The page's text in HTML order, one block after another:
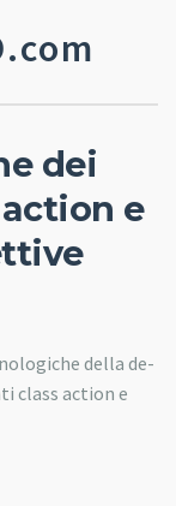
dei
e
della de-
class action e